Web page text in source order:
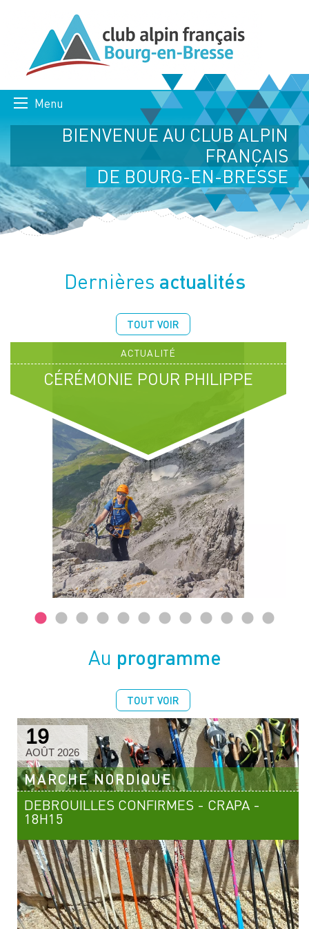
Menu
BIENVENUE AU CLUB ALPIN
FRANÇAIS
DE BOURG-EN-BRESSE
Dernières actualités
TOUT VOIR
CÉRÉMONIE POUR PHILIPPE
ACTUALITÉ
Au programme
TOUT VOIR
19
AOÛT 2026
MARCHE NORDIQUE
DEBROUILLES CONFIRMES - CRAPA -
18H15